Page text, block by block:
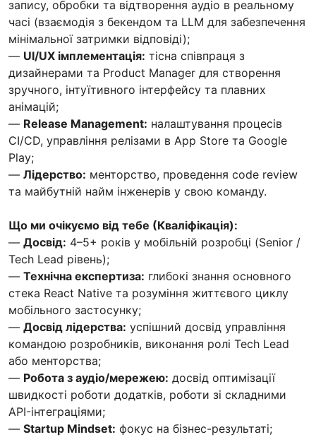
запису, обробки та відтворення аудіо в реальному
часі (взаємодія з бекендом та LLM для забезпечення
мінімальної затримки відповіді);
— UI/UX імплементація: тісна співпраця з
дизайнерами та Product Manager для створення
зручного, інтуїтивного інтерфейсу та плавних
анімацій;
— Release Management: налаштування процесів
CI/CD, управління релізами в App Store та Google
Play;
— Лідерство: менторство, проведення code review
та майбутній найм інженерів у свою команду.
Що ми очікуємо від тебе (Кваліфікація):
— Досвід: 4–5+ років у мобільній розробці (Senior /
Tech Lead рівень);
— Технічна експертиза: глибокі знання основного
стека React Native та розуміння життєвого циклу
мобільного застосунку;
— Досвід лідерства: успішний досвід управління
командою розробників, виконання ролі Tech Lead
або менторства;
— Робота з аудіо/мережею: досвід оптимізації
швидкості роботи додатків, роботи зі складними
API-інтеграціями;
— Startup Mindset: фокус на бізнес-результаті;